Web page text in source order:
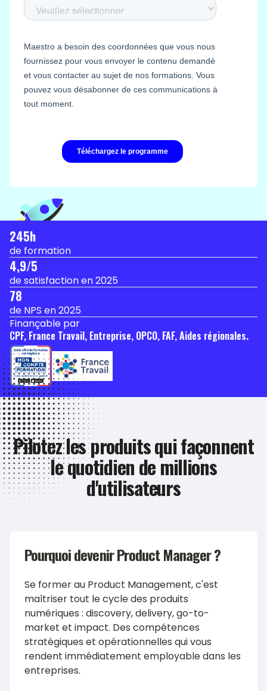
245h
de formation
4,9/5
de satisfaction en 2025
78
de NPS en 2025
Finançable par
CPF, France Travail, Entreprise, OPCO, FAF, Aides régionales.
Pilotez les produits qui façonnent
le quotidien de millions
d'utilisateurs
Pourquoi devenirProduct Manager?
Se former au Product Management, c'est
maîtriser tout le cycle des produits
numériques : discovery, delivery, go-to-
market et impact. Des compétences
stratégiques et opérationnelles qui vous
rendent immédiatement employable dans les
entreprises.